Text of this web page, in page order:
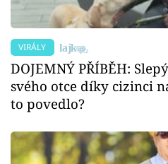
VIRÁLY
DOJEMNÝ PŘÍBĚH:
svého otce díky cizinci
to povedlo?